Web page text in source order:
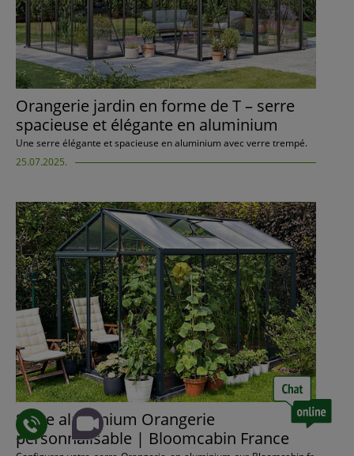
Orangerie jardin en forme de T – serre
spacieuse et élégante en aluminium
Une serre élégante et spacieuse en aluminium avec verre trempé.
25.07.2025.
Serre aluminium Orangerie
personnalisable | Bloomcabin France